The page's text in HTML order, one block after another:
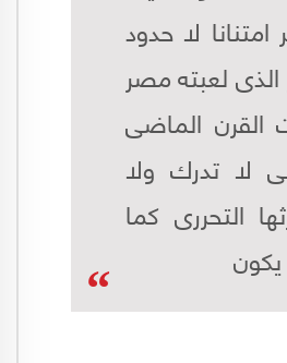
لا حدود
الذى لعبته مصر
القرن الماضى
لا تدرك ولا
التحررى كما